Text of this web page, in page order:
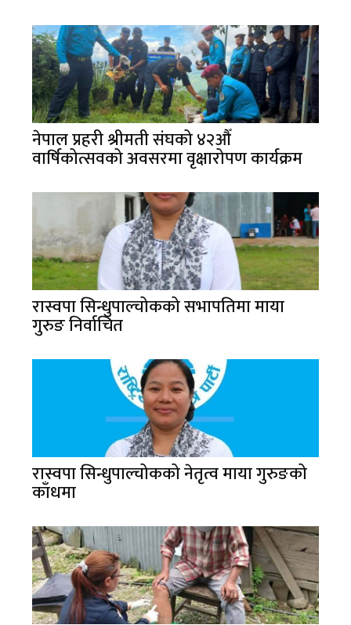
नेपाल प्रहरी श्रीमती संघको ४२औँ
वार्षिकोत्सवको अवसरमा वृक्षारोपण कार्यक्रम
रास्वपा सिन्धुपाल्चोकको सभापतिमा माया
गुरुङ निर्वाचित
रास्वपा सिन्धुपाल्चोकको नेतृत्व माया गुरुङको
काँधमा